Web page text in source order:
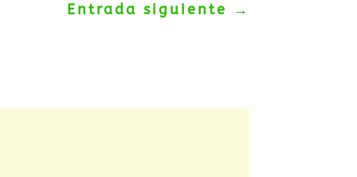
Entrada siguiente →